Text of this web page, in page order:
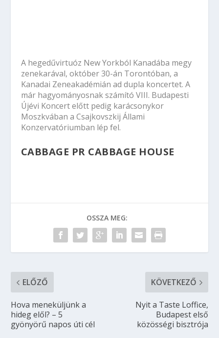
ELŐZŐ
Hova meneküljünk a
hideg elől? – 5
gyönyörű napos úti cél
KÖVETKEZŐ
Nyit a Taste Loffice,
Budapest első
közösségi bisztrója
KAPCSOLÓDÓ HOZZÁSZÓLÁSOK